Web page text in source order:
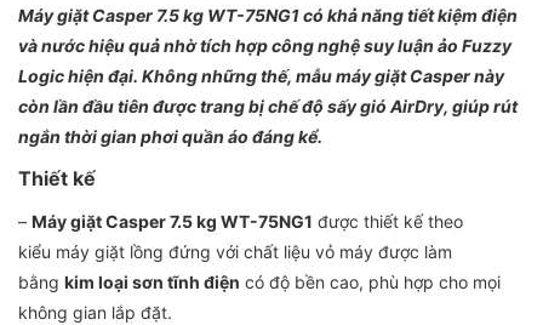
Máy giặt Casper 7.5 kg WT-75NG1 có khả năng tiết kiệm điện
và nước hiệu quả nhờ tích hợp công nghệ suy luận ảo Fuzzy
Logic hiện đại. Không những thế, mẫu máy giặt Casper này
còn lần đầu tiên được trang bị chế độ sấy gió AirDry, giúp rút
ngắn thời gian phơi quần áo đáng kể.
Thiết kế
– Máy giặt Casper 7.5 kg WT-75NG1 được thiết kế theo
kiểu máy giặt lồng đứng với chất liệu vỏ máy được làm
bằng kim loại sơn tĩnh điện có độ bền cao, phù hợp cho mọi
không gian lắp đặt.